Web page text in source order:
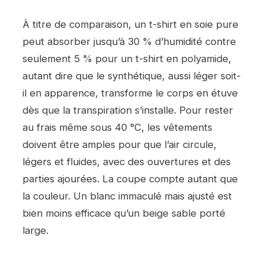
À titre de comparaison, un t-shirt en soie pure
peut absorber jusqu’à 30 % d’humidité contre
seulement 5 % pour un t-shirt en polyamide,
autant dire que le synthétique, aussi léger soit-
il en apparence, transforme le corps en étuve
dès que la transpiration s’installe. Pour rester
au frais même sous 40 °C, les vêtements
doivent être amples pour que l’air circule,
légers et fluides, avec des ouvertures et des
parties ajourées. La coupe compte autant que
la couleur. Un blanc immaculé mais ajusté est
bien moins efficace qu’un beige sable porté
large.